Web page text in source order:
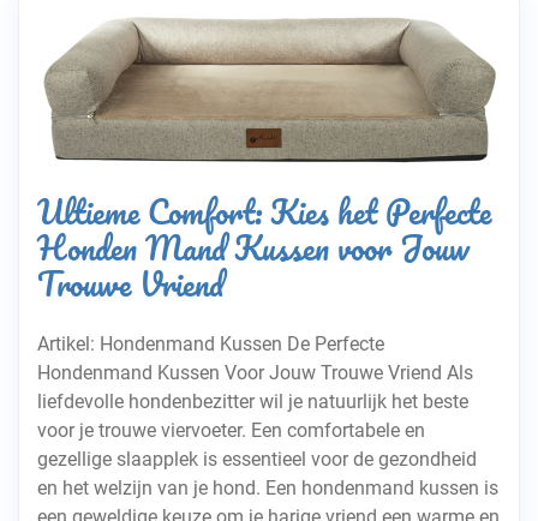
Ultieme Comfort: Kies het Perfecte
Honden Mand Kussen voor Jouw
Trouwe Vriend
Artikel: Hondenmand Kussen De Perfecte
Hondenmand Kussen Voor Jouw Trouwe Vriend Als
liefdevolle hondenbezitter wil je natuurlijk het beste
voor je trouwe viervoeter. Een comfortabele en
gezellige slaapplek is essentieel voor de gezondheid
en het welzijn van je hond. Een hondenmand kussen is